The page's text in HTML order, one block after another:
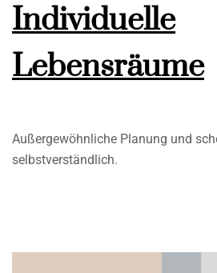
Individuelle
Lebensräume
Außergewöhnliche Planung und
selbstverständlich.